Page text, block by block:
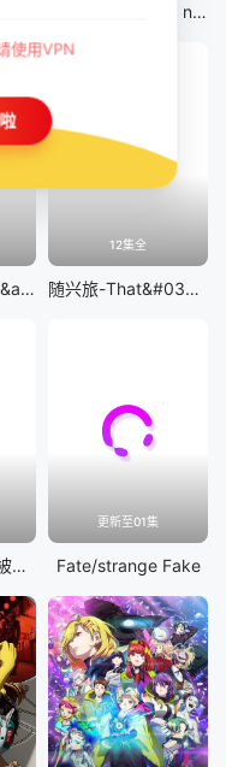
剧场版 Fate/stay night [Heaven&#039;s Feel] III.spring song
物语系列 外传季&amp;怪物季
12集全
随兴旅-That&#039;s Journey-
差点在迷宫深处被信任的伙伴杀掉，但靠着天赐技能「无限扭蛋」获得等级9999的伙伴，我要向前队友和世界展开复仇&amp;「给他们好看！」
更新至01集
Fate/strange Fake
使用VPN